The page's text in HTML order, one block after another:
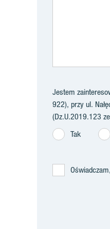
Jestem
922), przy ul.
(Dz.U.2019.123
Tak